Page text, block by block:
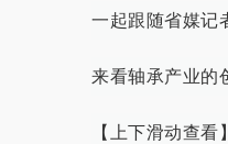
一起跟随省媒记
来看轴承产业的
【上下滑动查看